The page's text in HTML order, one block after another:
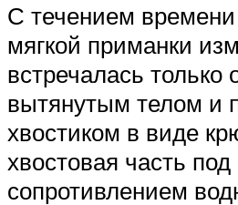
С течением
мягкой приманки
встречалась только
вытянутым телом и
хвостиком в виде
хвостовая часть под
сопротивлением